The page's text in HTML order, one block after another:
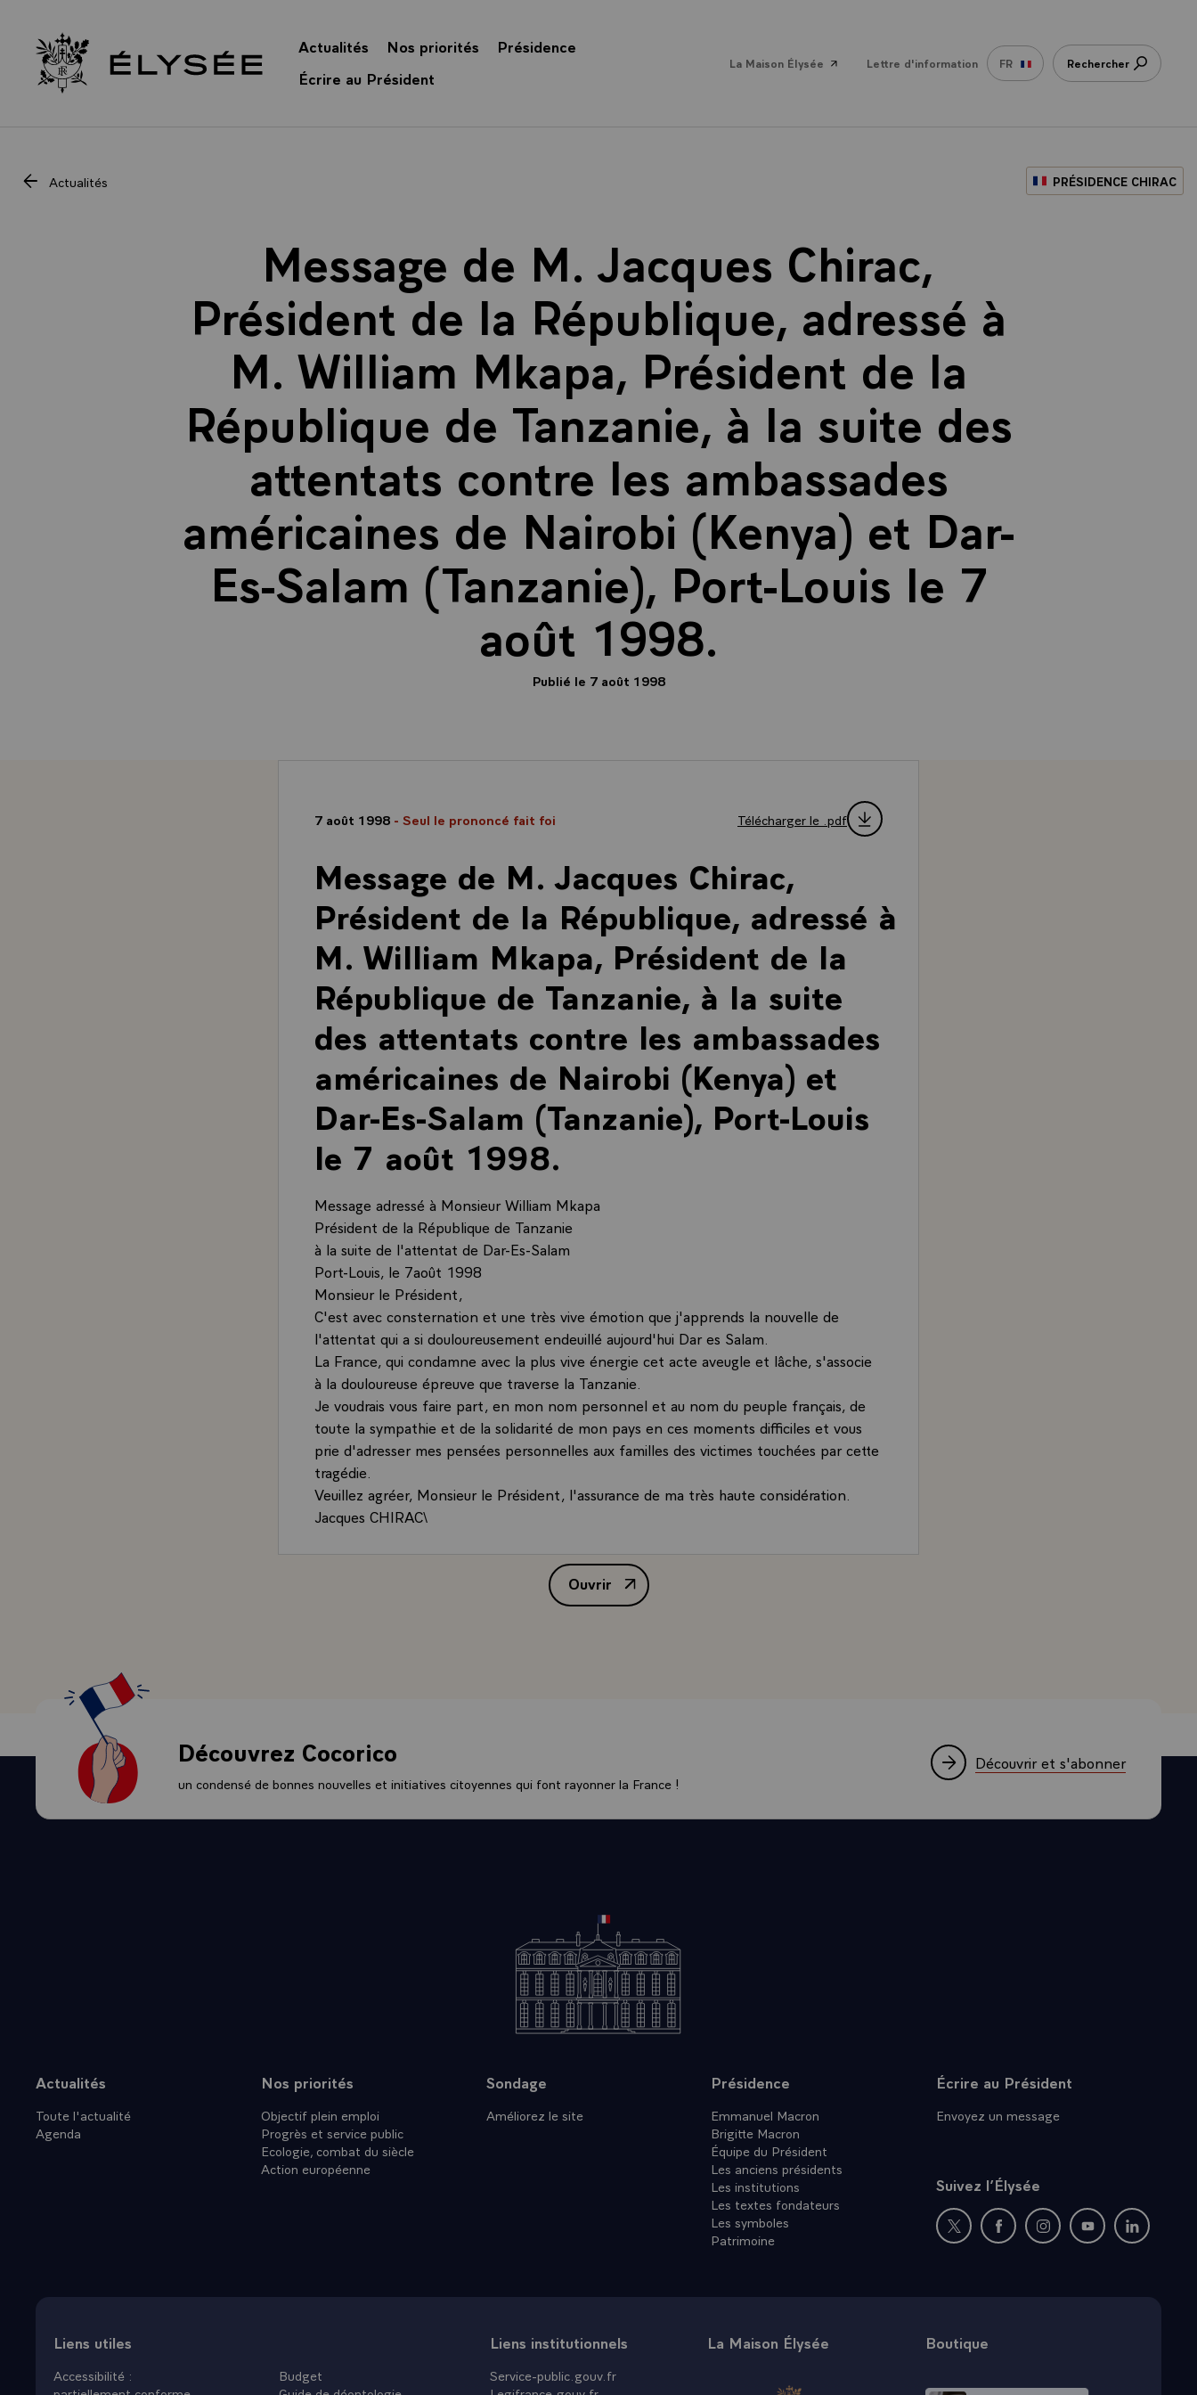
Retour à l’accueil Élysée
Actualités Nos priorités
Présidence
Écrire au Président
La Maison Élysée Lettre d'information FR Rechercher
Actualités PRÉSIDENCE CHIRAC
Message de M. Jacques Chirac,
Président de la République, adressé à
M. William Mkapa, Président de la
République de Tanzanie, à la suite des
attentats contre les ambassades
américaines de Nairobi (Kenya) et Dar-
Es-Salam (Tanzanie), Port-Louis le 7
août 1998.
Publié le 7 août 1998
7 août 1998 - Seul le prononcé fait foi Télécharger le .pdf
Message de M. Jacques Chirac,
Président de la République, adressé à
M. William Mkapa, Président de la
République de Tanzanie, à la suite
des attentats contre les ambassades
américaines de Nairobi (Kenya) et
Dar-Es-Salam (Tanzanie), Port-Louis
le 7 août 1998.
Message adressé à Monsieur William Mkapa
Président de la République de Tanzanie
à la suite de l'attentat de Dar-Es-Salam
Port-Louis, le 7août 1998
Monsieur le Président,
C'est avec consternation et une très vive émotion que j'apprends la nouvelle de
l'attentat qui a si douloureusement endeuillé aujourd'hui Dar es Salam.
La France, qui condamne avec la plus vive énergie cet acte aveugle et lâche, s'associe
à la douloureuse épreuve que traverse la Tanzanie.
Je voudrais vous faire part, en mon nom personnel et au nom du peuple français, de
toute la sympathie et de la solidarité de mon pays en ces moments difficiles et vous
prie d'adresser mes pensées personnelles aux familles des victimes touchées par cette
tragédie.
Veuillez agréer, Monsieur le Président, l'assurance de ma très haute considération.
Jacques CHIRAC\
Ouvrir
Message de M. Jacques Chirac, Président de la République, adressé à M. William
Découvrez Cocorico
un condensé de bonnes nouvelles et initiatives citoyennes qui font rayonner la France !
Découvrir et s'abonner
Plan du site
Actualités
Toute l'actualité
Agenda
Nos priorités
Objectif plein emploi
Progrès et service public
Ecologie, combat du siècle
Action européenne
Sondage
Améliorez le site
Présidence
Emmanuel Macron
Brigitte Macron
Équipe du Président
Les anciens présidents
Les institutions
Les textes fondateurs
Les symboles
Patrimoine
Écrire au Président
Envoyez un message
Suivez l’Élysée
Nouvelle fenêtre : rejoignez-nous sur
Nouvelle fenêtre : rejoignez-nous
Nouvelle fenêtre :
Nouvelle fenêtre :
Nouvelle
Liens utiles
Accessibilité :
Budget
Liens institutionnels
Service-public.gouv.fr
La Maison Élysée Boutique